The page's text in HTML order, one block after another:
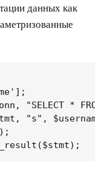
данных как
"SELECT *
"s",